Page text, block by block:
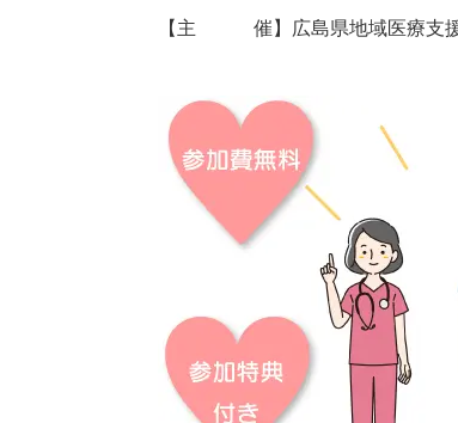
【主 催】広島県地域医療支援